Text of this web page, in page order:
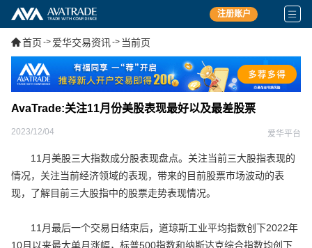
注册账户
首页 -> 爱华交易资讯 -> 当前页
AvaTrade:关注11月份美股表现最好以及最差股票
2023/12/04 爱华平台
11月美股三大指数成分股表现盘点。关注当前三大股指表现的
情况，关注当前经济领域的表现，带来的目前股票市场波动的表
现，了解目前三大股指中的股票走势表现情况。
11月最后一个交易日结束后，道琼斯工业平均指数创下2022年
10月以来最大单月涨幅，标普500指数和纳斯达克综合指数均创下